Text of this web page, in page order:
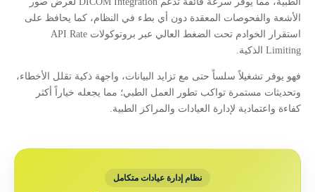
الأشعة والفحوصات المعقدة دون أي بطء في النظام، كما يحافظ على
استقرار الخوادم تحت الضغط العالي عبر بروتوكولات API Rate
Limiting الذكية.
فهو يوفر تشغيلاً سلساً حتى مع تزايد البيانات، واجهة ذكية تقلل الأخطاء،
وتحديثات مستمرة تواكب تطور العمل الطبي؛ مما يجعله خياراً أكثر
كفاءة واعتمادية لإدارة العيادات والمراكز الطبية.
نظام إدارة عيادات متكامل